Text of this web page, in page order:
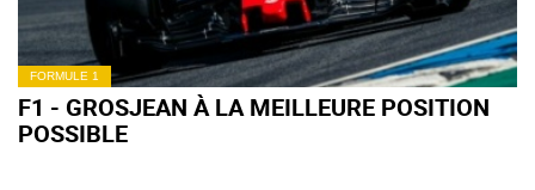
FORMULE 1
F1 - GROSJEAN À LA MEILLEURE POSITION
POSSIBLE